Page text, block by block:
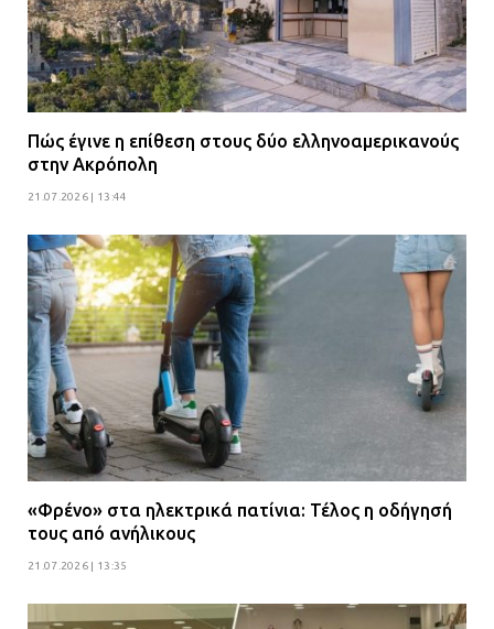
Πώς έγινε η επίθεση στους δύο ελληνοαμερικανούς
στην Ακρόπολη
21.07.2026 | 13:44
«Φρένο» στα ηλεκτρικά πατίνια: Τέλος η οδήγησή
τους από ανήλικους
21.07.2026 | 13:35